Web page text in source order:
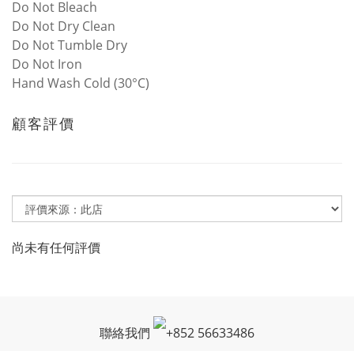
Do Not Bleach
Do Not Dry Clean
Do Not Tumble Dry
Do Not Iron
Hand Wash Cold (30°C)
顧客評價
尚未有任何評價
聯絡我們 +852 56633486